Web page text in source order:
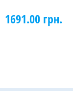
1691.00 грн.